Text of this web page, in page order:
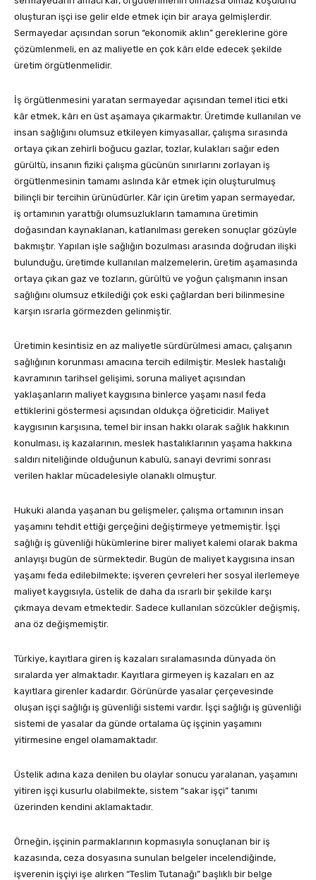
oluşturan işçi ise gelir elde etmek için bir araya gelmişlerdir.
Sermayedar açısından sorun “ekonomik aklın” gereklerine göre
çözümlenmeli, en az maliyetle en çok kârı elde edecek şekilde
üretim örgütlenmelidir.
İş örgütlenmesini yaratan sermayedar açısından temel itici etki
kâr etmek, kârı en üst aşamaya çıkarmaktır. Üretimde kullanılan ve
insan sağlığını olumsuz etkileyen kimyasallar, çalışma sırasında
ortaya çıkan zehirli boğucu gazlar, tozlar, kulakları sağır eden
gürültü, insanın fiziki çalışma gücünün sınırlarını zorlayan iş
örgütlenmesinin tamamı aslında kâr etmek için oluşturulmuş
bilinçli bir tercihin ürünüdürler. Kâr için üretim yapan sermayedar,
iş ortamının yarattığı olumsuzlukların tamamına üretimin
doğasından kaynaklanan, katlanılması gereken sonuçlar gözüyle
bakmıştır. Yapılan işle sağlığın bozulması arasında doğrudan ilişki
bulunduğu, üretimde kullanılan malzemelerin, üretim aşamasında
ortaya çıkan gaz ve tozların, gürültü ve yoğun çalışmanın insan
sağlığını olumsuz etkilediği çok eski çağlardan beri bilinmesine
karşın ısrarla görmezden gelinmiştir.
Üretimin kesintisiz en az maliyetle sürdürülmesi amacı, çalışanın
sağlığının korunması amacına tercih edilmiştir. Meslek hastalığı
kavramının tarihsel gelişimi, soruna maliyet açısından
yaklaşanların maliyet kaygısına binlerce yaşamı nasıl feda
ettiklerini göstermesi açısından oldukça öğreticidir. Maliyet
kaygısının karşısına, temel bir insan hakkı olarak sağlık hakkının
konulması, iş kazalarının, meslek hastalıklarının yaşama hakkına
saldırı niteliğinde olduğunun kabulü, sanayi devrimi sonrası
verilen haklar mücadelesiyle olanaklı olmuştur.
Hukuki alanda yaşanan bu gelişmeler, çalışma ortamının insan
yaşamını tehdit ettiği gerçeğini değiştirmeye yetmemiştir. İşçi
sağlığı iş güvenliği hükümlerine birer maliyet kalemi olarak bakma
anlayışı bugün de sürmektedir. Bugün de maliyet kaygısına insan
yaşamı feda edilebilmekte; işveren çevreleri her sosyal ilerlemeye
maliyet kaygısıyla, üstelik de daha da ısrarlı bir şekilde karşı
çıkmaya devam etmektedir. Sadece kullanılan sözcükler değişmiş,
ana öz değişmemiştir.
Türkiye, kayıtlara giren iş kazaları sıralamasında dünyada ön
sıralarda yer almaktadır. Kayıtlara girmeyen iş kazaları en az
kayıtlara girenler kadardır. Görünürde yasalar çerçevesinde
oluşan işçi sağlığı iş güvenliği sistemi vardır. İşçi sağlığı iş güvenliği
sistemi de yasalar da günde ortalama üç işçinin yaşamını
yitirmesine engel olamamaktadır.
Üstelik adına kaza denilen bu olaylar sonucu yaralanan, yaşamını
yitiren işçi kusurlu olabilmekte, sistem “sakar işçi” tanımı
üzerinden kendini aklamaktadır.
Örneğin, işçinin parmaklarının kopmasıyla sonuçlanan bir iş
kazasında, ceza dosyasına sunulan belgeler incelendiğinde,
işverenin işçiyi işe alırken “Teslim Tutanağı” başlıklı bir belge